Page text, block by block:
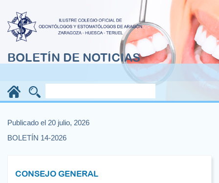
BOLETÍN DE NOTICIAS
Publicado el 20 julio, 2026
BOLETÍN 14-2026
CONSEJO GENERAL